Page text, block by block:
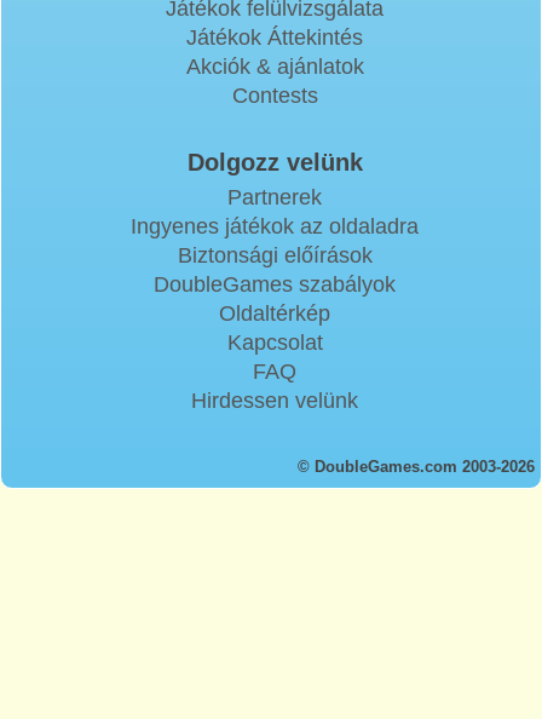
Játékok felülvizsgálata
Játékok Áttekintés
Akciók & ajánlatok
Contests
Dolgozz velünk
Partnerek
Ingyenes játékok az oldaladra
Biztonsági előírások
DoubleGames szabályok
Oldaltérkép
Kapcsolat
FAQ
Hirdessen velünk
© DoubleGames.com 2003-2026